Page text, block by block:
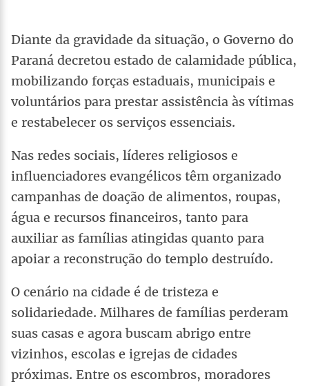
Diante da gravidade da situação, o Governo do
Paraná decretou estado de calamidade pública,
mobilizando forças estaduais, municipais e
voluntários para prestar assistência às vítimas
e restabelecer os serviços essenciais.
Nas redes sociais, líderes religiosos e
influenciadores evangélicos têm organizado
campanhas de doação de alimentos, roupas,
água e recursos financeiros, tanto para
auxiliar as famílias atingidas quanto para
apoiar a reconstrução do templo destruído.
O cenário na cidade é de tristeza e
solidariedade. Milhares de famílias perderam
suas casas e agora buscam abrigo entre
vizinhos, escolas e igrejas de cidades
próximas. Entre os escombros, moradores